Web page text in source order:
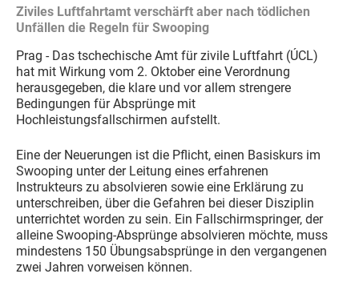
Ziviles Luftfahrtamt verschärft aber nach tödlichen
Unfällen die Regeln für Swooping
Prag - Das tschechische Amt für zivile Luftfahrt (ÚCL)
hat mit Wirkung vom 2. Oktober eine Verordnung
herausgegeben, die klare und vor allem strengere
Bedingungen für Absprünge mit
Hochleistungsfallschirmen aufstellt.
Eine der Neuerungen ist die Pflicht, einen Basiskurs im
Swooping unter der Leitung eines erfahrenen
Instrukteurs zu absolvieren sowie eine Erklärung zu
unterschreiben, über die Gefahren bei dieser Disziplin
unterrichtet worden zu sein. Ein Fallschirmspringer, der
alleine Swooping-Absprünge absolvieren möchte, muss
mindestens 150 Übungsabsprünge in den vergangenen
zwei Jahren vorweisen können.